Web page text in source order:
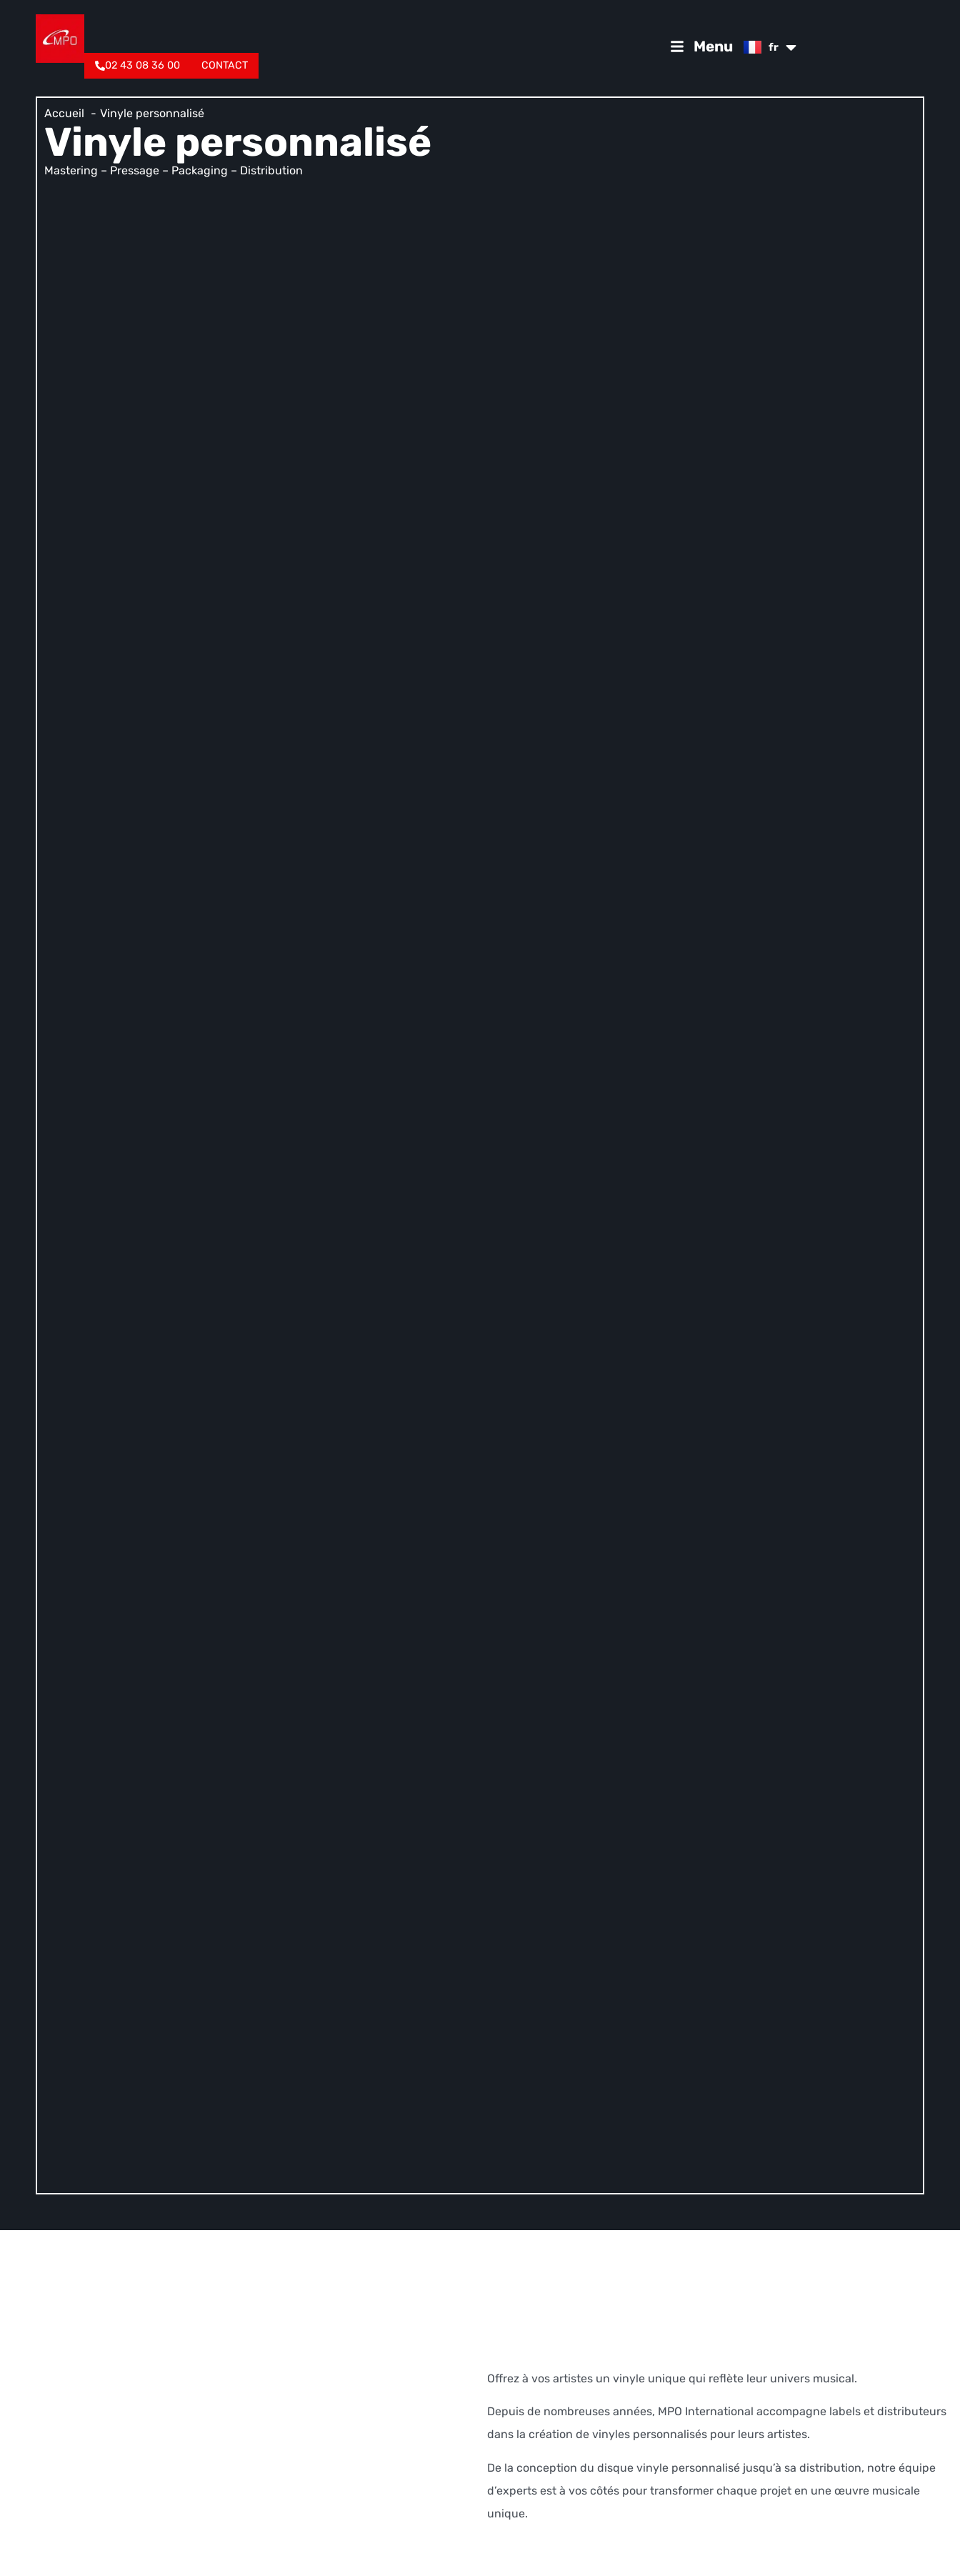
02 43 08 36 00 CONTACT
Menu fr
de
Accueil Vinyle personnalisé
Vinyle personnalisé
Mastering – Pressage – Packaging – Distribution
Offrez à vos artistes un vinyle unique qui reflète leur univers musical.
Depuis de nombreuses années, MPO International accompagne labels et distributeurs
dans la création de vinyles personnalisés pour leurs artistes.
De la conception du disque vinyle personnalisé jusqu’à sa distribution, notre équipe
d’experts est à vos côtés pour transformer chaque projet en une œuvre musicale
unique.